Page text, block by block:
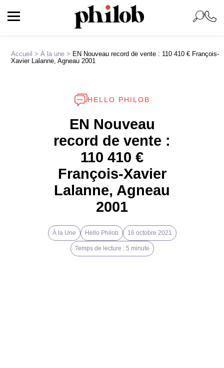
Accueil >À la une > EN Nouveau record de vente : 110 410 € François-
Xavier Lalanne, Agneau 2001
HELLO PHILOB
EN Nouveau
record de vente :
110 410 €
François-Xavier
Lalanne, Agneau
2001
À la Une Hello Philob 16 octobre 2021
Temps de lecture : 5 minute